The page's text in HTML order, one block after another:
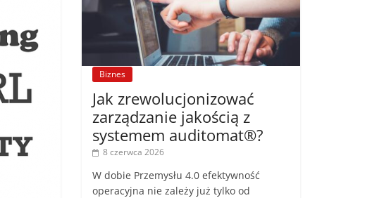
Biznes
Jak zrewolucjonizować
zarządzanie jakością z
systemem auditomat®?
8 czerwca 2026
W dobie Przemysłu 4.0 efektywność
operacyjna nie zależy już tylko od